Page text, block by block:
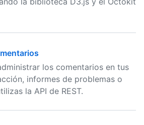
los comentarios en tus
informes de problemas o
la API de REST.